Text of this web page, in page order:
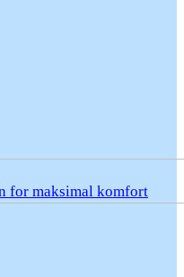
for maksimal komfort